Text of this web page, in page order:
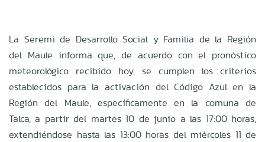
La Seremi de Desarrollo Social y Familia de la Región
del Maule informa que, de acuerdo con el pronóstico
meteorológico recibido hoy, se cumplen los criterios
establecidos para la activación del Código Azul en la
Región del Maule, específicamente en la comuna de
Talca, a partir del martes 10 de junio a las 17:00 horas,
extendiéndose hasta las 13:00 horas del miércoles 11 de